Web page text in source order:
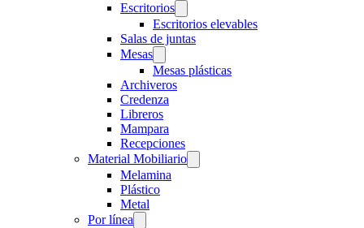
Escritorios
Escritorios elevables
Salas de juntas
Mesas
Mesas plásticas
Archiveros
Credenza
Libreros
Mampara
Recepciones
Material Mobiliario
Melamina
Plástico
Metal
Por línea